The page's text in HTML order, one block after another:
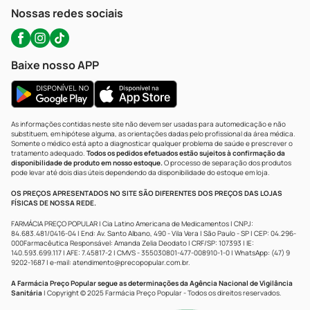
Nossas redes sociais
Baixe nosso APP
As informações contidas neste site não devem ser usadas para automedicação e não
substituem, em hipótese alguma, as orientações dadas pelo profissional da área médica.
Somente o médico está apto a diagnosticar qualquer problema de saúde e prescrever o
tratamento adequado. Todos os pedidos efetuados estão sujeitos à confirmação da
disponibilidade de produto em nosso estoque.O processo de separação dos produtos
pode levar até dois dias úteis dependendo da disponibilidade do estoque em loja.
OS PREÇOS APRESENTADOS NO SITE SÃO DIFERENTES DOS PREÇOS DAS LOJAS
FÍSICAS DE NOSSA REDE.
FARMÁCIA PREÇO POPULAR | Cia Latino Americana de Medicamentos | CNPJ:
84.683.481/0416-04 | End: Av. Santo Albano, 490 - Vila Vera | São Paulo - SP | CEP: 04.296-
000Farmacêutica Responsável: Amanda Zelia Deodato | CRF/SP: 107393 | IE:
140.593.699.117 | AFE: 7.45817-2 | CMVS - 355030801-477-008910-1-0 | WhatsApp: (47) 9
9202-1687 | e-mail: atendimento@precopopular.com.br.
A Farmácia Preço Popular segue as determinações da Agência Nacional de Vigilância
Sanitária | Copyright © 2025 Farmácia Preço Popular - Todos os direitos reservados.